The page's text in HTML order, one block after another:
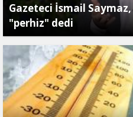
Gazeteci İsmail
"perhiz" dedi